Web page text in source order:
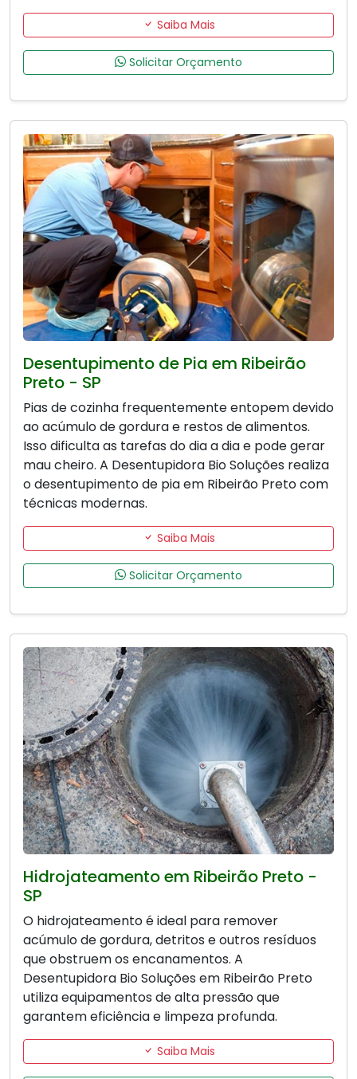
Saiba Mais
Solicitar Orçamento
Desentupimento de Pia em Ribeirão
Preto - SP
Pias de cozinha frequentemente entopem devido
ao acúmulo de gordura e restos de alimentos.
Isso dificulta as tarefas do dia a dia e pode gerar
mau cheiro. A Desentupidora Bio Soluções realiza
o desentupimento de pia em Ribeirão Preto com
técnicas modernas.
Saiba Mais
Solicitar Orçamento
Hidrojateamento em Ribeirão Preto -
SP
O hidrojateamento é ideal para remover
acúmulo de gordura, detritos e outros resíduos
que obstruem os encanamentos. A
Desentupidora Bio Soluções em Ribeirão Preto
utiliza equipamentos de alta pressão que
garantem eficiência e limpeza profunda.
Saiba Mais